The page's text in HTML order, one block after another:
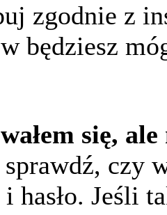
zgodnie z
będziesz
się,
czy
hasło. Jeśli